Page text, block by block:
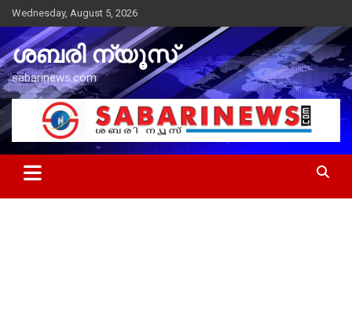
Skip
to
content
Wednesday, August 5, 2026
ശബരി ന്യൂസ്
sabarinews.com